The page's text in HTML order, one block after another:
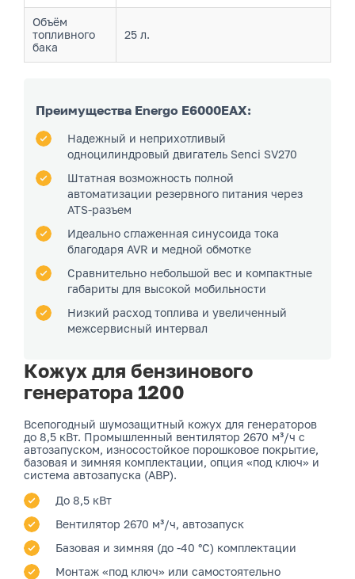
Объём
топливного
бака
25 л.
Преимущества Energo E6000EAX:
Надежный и неприхотливый
одноцилиндровый двигатель Senci SV270
Штатная возможность полной
автоматизации резервного питания через
ATS-разъем
Идеально сглаженная синусоида тока
благодаря AVR и медной обмотке
Сравнительно небольшой вес и компактные
габариты для высокой мобильности
Низкий расход топлива и увеличенный
межсервисный интервал
Кожух для бензинового
генератора 1200
Всепогодный шумозащитный кожух для генераторов
до 8,5 кВт. Промышленный вентилятор 2670 м³/ч с
автозапуском, износостойкое порошковое покрытие,
базовая и зимняя комплектации, опция «под ключ» и
система автозапуска (АВР).
До 8,5 кВт
Вентилятор 2670 м³/ч, автозапуск
Базовая и зимняя (до -40 °C) комплектации
Монтаж «под ключ» или самостоятельно